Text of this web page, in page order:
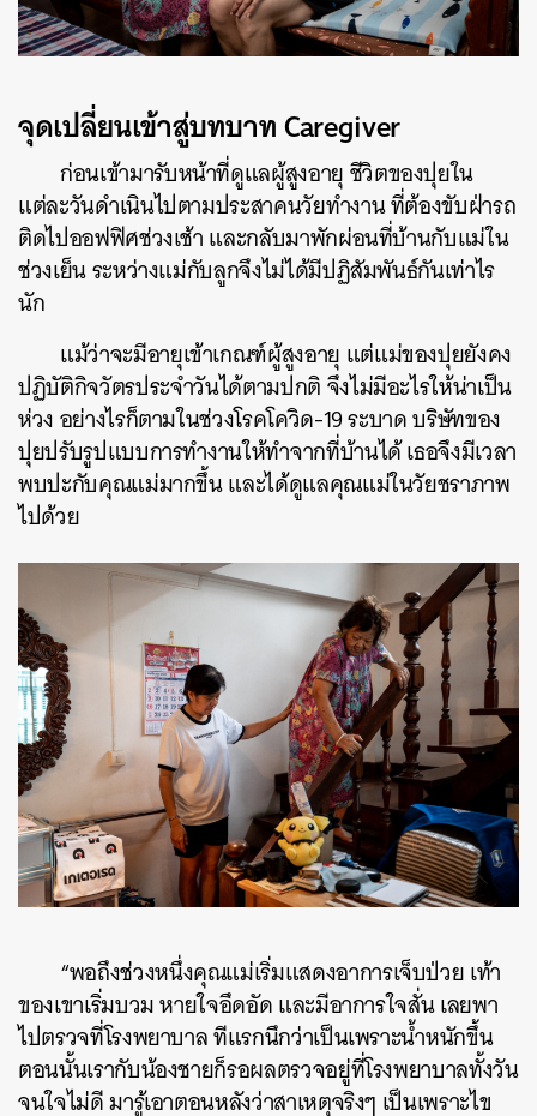
จุดเปลี่ยนเข้าสู่บทบาท Caregiver
ก่อนเข้ามารับหน้าที่ดูแลผู้สูงอายุ ชีวิตของปุยใน
แต่ละวันดำเนินไปตามประสาคนวัยทำงาน ที่ต้องขับฝ่ารถ
ติดไปออฟฟิศช่วงเช้า และกลับมาพักผ่อนที่บ้านกับแม่ใน
ช่วงเย็น ระหว่างแม่กับลูกจึงไม่ได้มีปฏิสัมพันธ์กันเท่าไร
นัก
แม้ว่าจะมีอายุเข้าเกณฑ์ผู้สูงอายุ แต่แม่ของปุยยังคง
ปฏิบัติกิจวัตรประจำวันได้ตามปกติ จึงไม่มีอะไรให้น่าเป็น
ห่วง อย่างไรก็ตามในช่วงโรคโควิด-19 ระบาด บริษัทของ
ปุยปรับรูปแบบการทำงานให้ทำจากที่บ้านได้ เธอจึงมีเวลา
พบปะกับคุณแม่มากขึ้น และได้ดูแลคุณแม่ในวัยชราภาพ
ไปด้วย
“พอถึงช่วงหนึ่งคุณแม่เริ่มแสดงอาการเจ็บป่วย เท้า
ของเขาเริ่มบวม หายใจอึดอัด และมีอาการใจสั่น เลยพา
ไปตรวจที่โรงพยาบาล ทีแรกนึกว่าเป็นเพราะน้ำหนักขึ้น
ตอนนั้นเรากับน้องชายก็รอผลตรวจอยู่ที่โรงพยาบาลทั้งวัน
จนใจไม่ดี มารู้เอาตอนหลังว่าสาเหตุจริงๆ เป็นเพราะไข